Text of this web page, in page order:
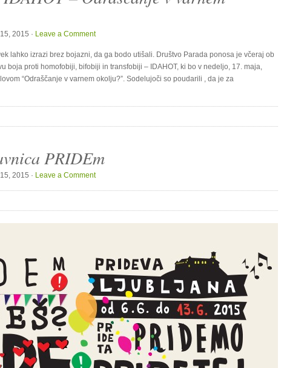
2015 · Leave a Comment
lahko izrazi brez bojazni, da ga bodo utišali. Društvo Parada ponosa je včeraj ob
boja proti homofobiji, bifobiji in transfobiji – IDAHOT, ki bo v nedeljo, 17. maja,
“Odraščanje v varnem okolju?”. Sodelujoči so poudarili , da je za
PRIDEm
2015 · Leave a Comment